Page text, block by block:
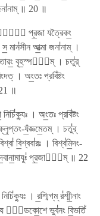
॥ 20 ॥
প্র॒জা যত্রৈকং॒
মান॑সীন আ॒ত্মা জনা॑নাম্ ।
বৃহ॒স্পতি᳚ম্ । চতু॑র্​
। অং॒তঃ প্রবি॑ষ্টং
21 ॥
। অং॒তঃ প্রবি॑ষ্টং
ক্লৃ॒প্তং-যঁ॒জ্ঞমে॒তম্ । চতু॑র্​
বি॒শ্ববা॑রঃ । বিশ্ব॑মি॒দং-
প্র॒জানা᳚ম্ ॥ 22
। র॒শ্মিগ্​ম্ র॑শ্মী॒নাং
ভুব॑নং বি॒ভর্তি॑